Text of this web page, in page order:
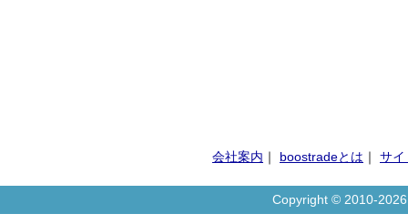
会社案内 ｜ boostradeとは ｜ サイ
Copyright © 2010-